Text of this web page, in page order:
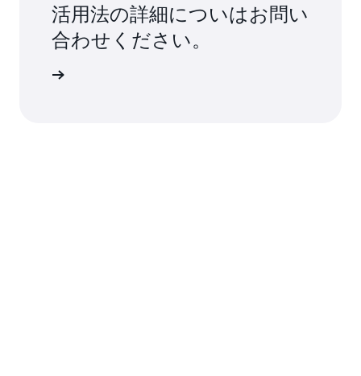
活用法の詳細についはお問い
合わせください。